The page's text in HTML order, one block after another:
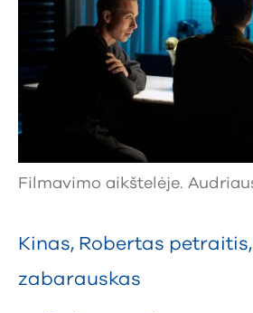
Filmavimo aikštelėje.
Kinas, Robertas petraitis,
zabarauskas